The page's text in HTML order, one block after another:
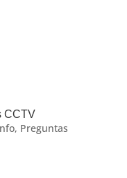
CCTV
, Preguntas